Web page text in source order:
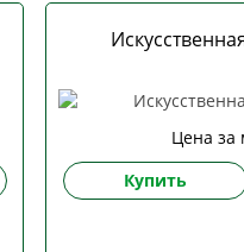
Цена
Купить